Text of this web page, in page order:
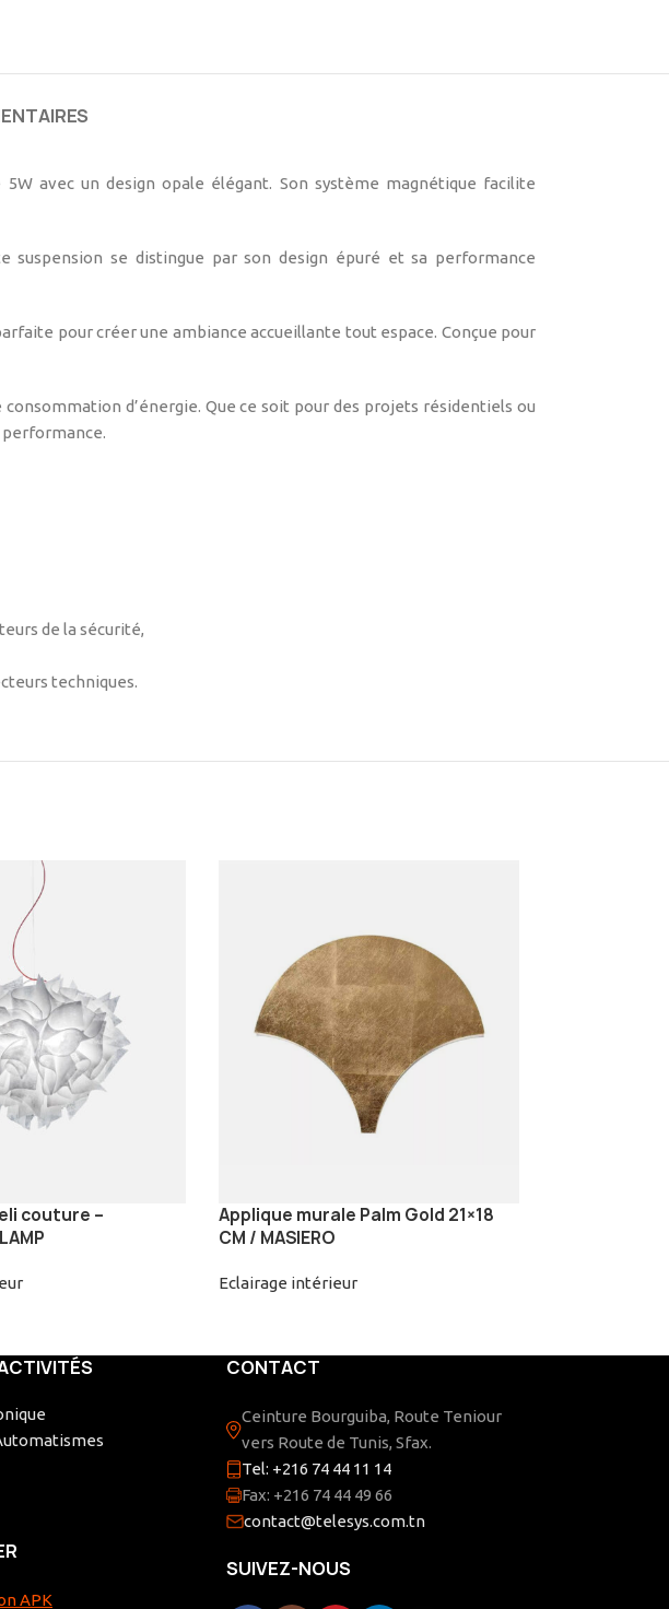
avec un design opale élégant. Son système magnétique facilite
suspension se distingue par son design épuré et sa performance
pour créer une ambiance accueillante tout espace. Conçue pour
d’énergie. Que ce soit pour des projets résidentiels ou
performance.
de la sécurité,
techniques.
couture –
Applique murale Palm Gold 21×18
CM / MASIERO
Eclairage intérieur
APK
CONTACT
Ceinture Bourguiba, Route Teniour
vers Route de Tunis, Sfax.
Tel: +216 74 44 11 14
Fax: +216 74 44 49 66
contact@telesys.com.tn
SUIVEZ-NOUS